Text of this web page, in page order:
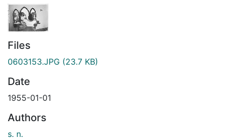
Files
0603153.JPG (23.7 KB)
Date
1955-01-01
Authors
s. n.